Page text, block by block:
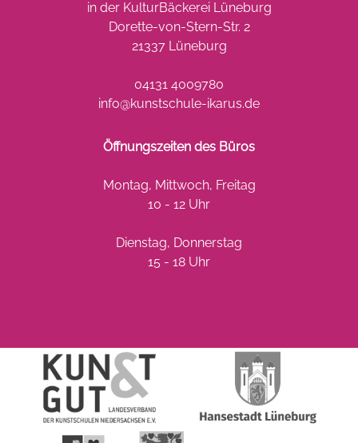
in der KulturBäckerei Lüneburg
Dorette-von-Stern-Str. 2
21337 Lüneburg
04131 4009780
info@kunstschule-ikarus.de
Öffnungszeiten des Büros
Montag, Mittwoch, Freitag
10 - 12 Uhr
Dienstag, Donnerstag
15 - 18 Uhr